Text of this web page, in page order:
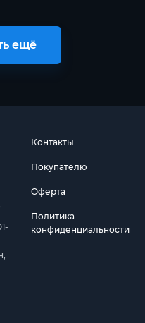
ещё
Контакты
Покупателю
Оферта
Политика
конфиденциальности